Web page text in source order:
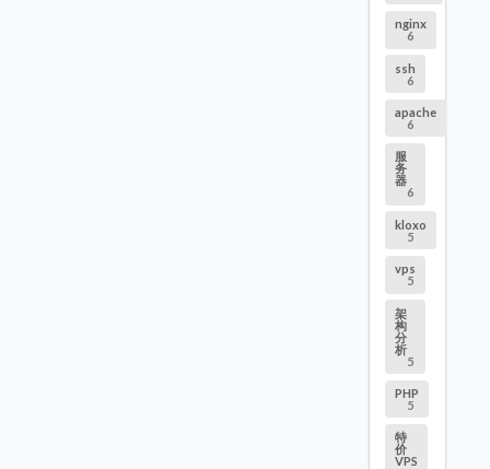
nginx
6
ssh
6
apache
6
服
务
器
6
kloxo
5
vps
5
架
构
分
析
5
PHP
5
特
价
VPS